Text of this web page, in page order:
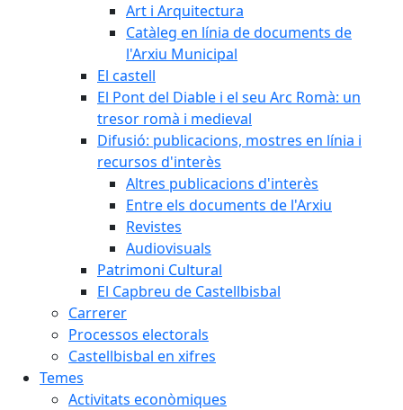
Art i Arquitectura
Catàleg en línia de documents de
l'Arxiu Municipal
El castell
El Pont del Diable i el seu Arc Romà: un
tresor romà i medieval
Difusió: publicacions, mostres en línia i
recursos d'interès
Altres publicacions d'interès
Entre els documents de l'Arxiu
Revistes
Audiovisuals
Patrimoni Cultural
El Capbreu de Castellbisbal
Carrerer
Processos electorals
Castellbisbal en xifres
Temes
Activitats econòmiques